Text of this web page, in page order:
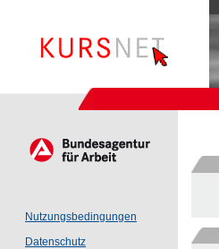
Nutzungsbedingungen
Datenschutz